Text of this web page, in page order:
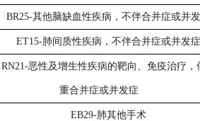
BR25-其他脑缺血性疾病，不伴合并症或并
ET15-肺间质性疾病，不伴合并症或并发
RN21-恶性及增生性疾病的靶向、免疫治疗，
重合并症或并发症
EB29-肺其他手术